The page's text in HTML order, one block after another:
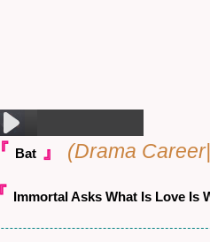
(4:02)
『 Bat 』
(Drama
『 Immortal Asks What Is Love Is